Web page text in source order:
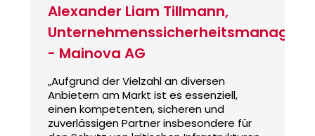
Alexander Liam Tillmann,
Unternehmenssicherheitsmanager
- Mainova AG
„Aufgrund der Vielzahl an diversen
Anbietern am Markt ist es essenziell,
einen kompetenten, sicheren und
zuverlässigen Partner insbesondere für